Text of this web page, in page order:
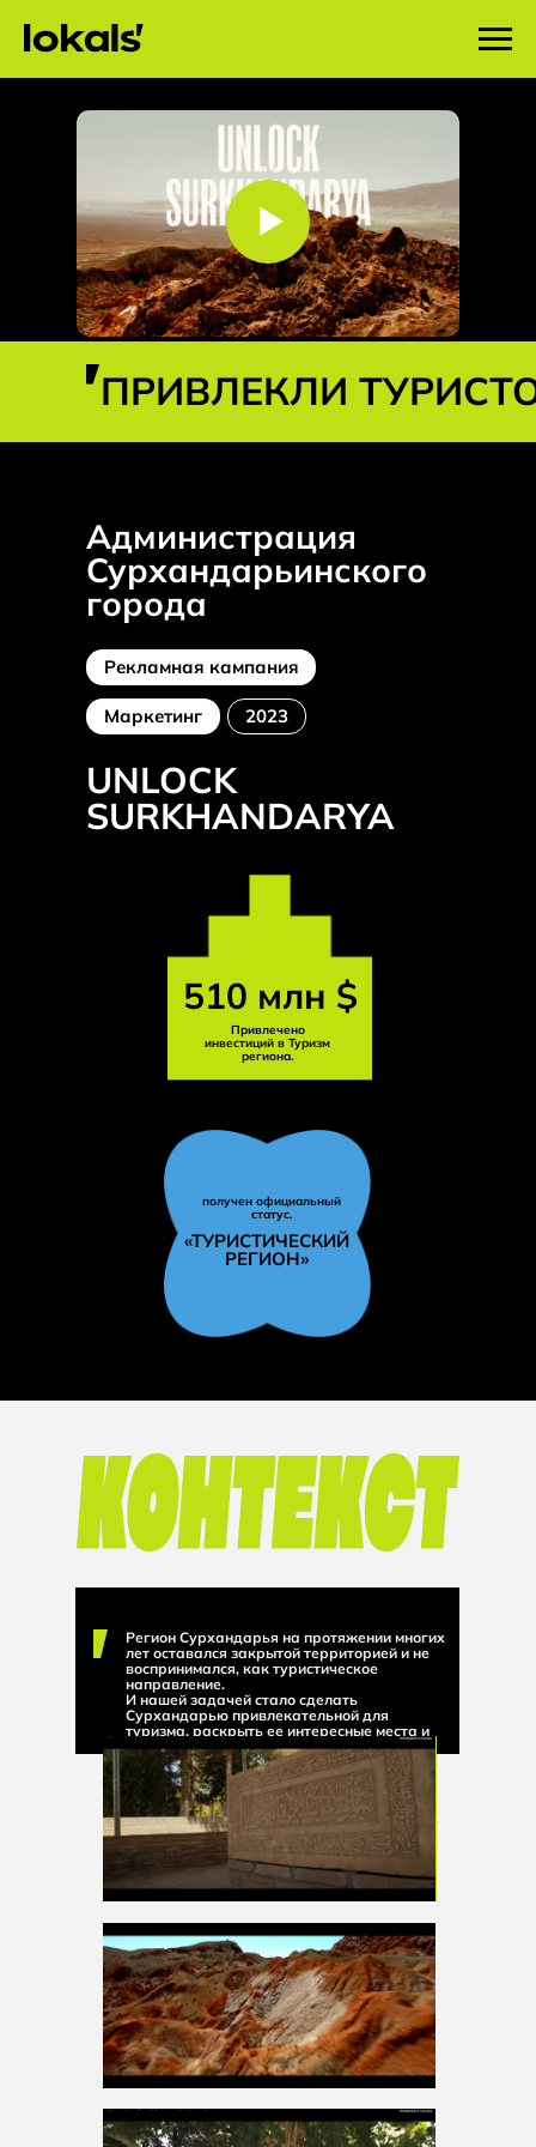
ПРИВЛЕКЛИ
получен официальный
статус.
«ТУРИСТИЧЕСКИЙ
РЕГИОН»
Привлечено
инвестиций в Туризм
региона.
510 млн $
Администрация
Сурхандарьинского
города
UNLOCK
SURKHANDARYA
Рекламная кампания
Маркетинг 2023
Регион Сурхандарья на протяжении многих
лет оставался закрытой территорией и не
воспринимался, как туристическое
направление.
И нашей задачей стало сделать
Сурхандарью привлекательной для
туризма, раскрыть ее интересные места и
маршруты.